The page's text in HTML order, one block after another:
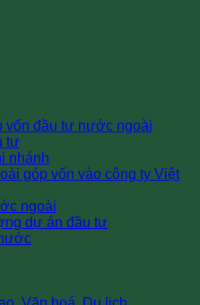
vốn đầu tư nước ngoài
tư
nhánh
góp vốn vào công ty Việt
ngoài
dự án đầu tư